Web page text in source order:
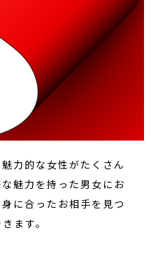
力的な女性がたくさん
魅力を持った男女にお
に合ったお相手を見つ
ます。